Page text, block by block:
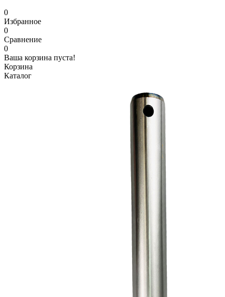
0
Избранное
0
Сравнение
0
Ваша корзина пуста!
Корзина
Каталог